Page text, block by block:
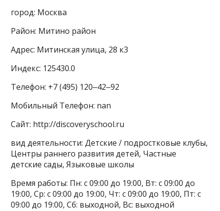
город: Москва
Район: Митино район
Адрес: Митинская улица, 28 к3
Индекс: 125430.0
Телефон: +7 (495) 120‒42‒92
Мобильный Телефон: nan
Сайт: http://discoveryschool.ru
вид деятельности: Детские / подростковые клубы,
Центры раннего развития детей, Частные
детские сады, Языковые школы
Время работы: Пн: с 09:00 до 19:00, Вт: с 09:00 до
19:00, Ср: с 09:00 до 19:00, Чт: с 09:00 до 19:00, Пт: с
09:00 до 19:00, Сб: выходной, Вс: выходной